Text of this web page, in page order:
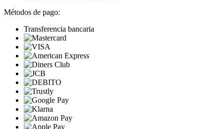
Métodos de pago:
Transferencia bancaria